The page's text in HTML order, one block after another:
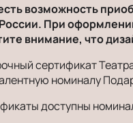
возможность
При
внимание, что
сертификат
номиналу
доступны